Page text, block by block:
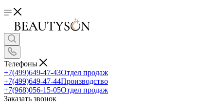
Телефоны
+7(499)649-47-43Отдел продаж
+7(499)649-47-44Производство
+7(968)056-15-05Отдел продаж
Заказать звонок